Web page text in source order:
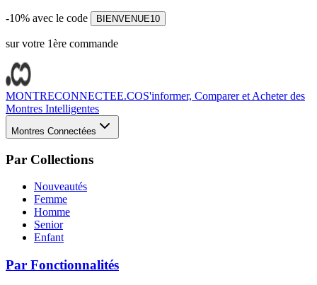
-10% avec le code BIENVENUE10
sur votre 1ère commande
MONTRECONNECTEE.COS'informer, Comparer et Acheter des
Montres Intelligentes
Montres Connectées
Par Collections
Nouveautés
Femme
Homme
Senior
Enfant
Par Fonctionnalités